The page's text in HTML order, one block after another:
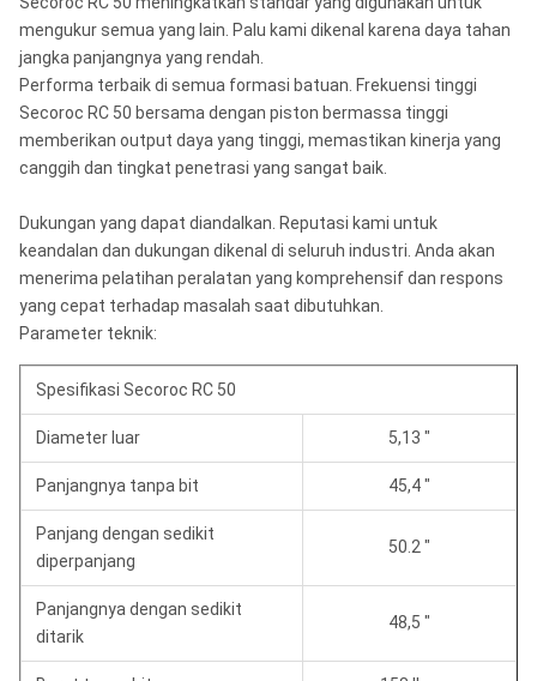
mengukur semua yang lain. Palu kami dikenal karena daya tahan
jangka panjangnya yang rendah.
Performa terbaik di semua formasi batuan. Frekuensi tinggi
Secoroc RC 50 bersama dengan piston bermassa tinggi
memberikan output daya yang tinggi, memastikan kinerja yang
canggih dan tingkat penetrasi yang sangat baik.
Dukungan yang dapat diandalkan. Reputasi kami untuk
keandalan dan dukungan dikenal di seluruh industri. Anda akan
menerima pelatihan peralatan yang komprehensif dan respons
yang cepat terhadap masalah saat dibutuhkan.
Parameter teknik:
Spesifikasi Secoroc RC 50
Diameter luar 5,13 "
Panjangnya tanpa bit 45,4 "
Panjang dengan sedikit
diperpanjang
50.2 "
Panjangnya dengan sedikit
ditarik
48,5 "